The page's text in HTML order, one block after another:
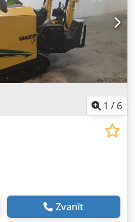
1 / 6
Zvanīt